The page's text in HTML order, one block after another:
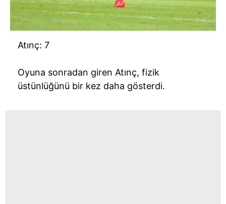
Atınç: 7
Oyuna sonradan giren Atınç, fizik
üstünlüğünü bir kez daha gösterdi.